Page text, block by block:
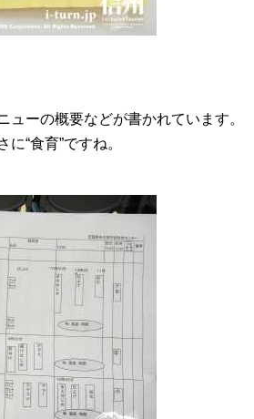
ーの概要などが書かれています。
“食育”ですね。